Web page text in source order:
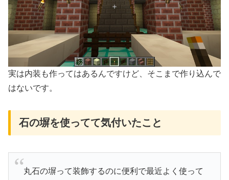
実は内装も作ってはあるんですけど、そこまで作り込んで
はないです。
石の塀を使ってて気付いたこと
丸石の塀って装飾するのに便利で最近よく使って